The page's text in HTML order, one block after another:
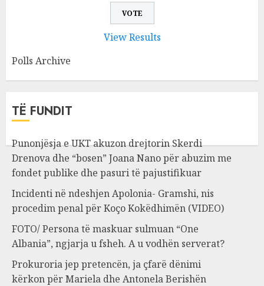
View Results
Polls Archive
TË FUNDIT
Punonjësja e UKT akuzon drejtorin Skerdi
Drenova dhe “bosen” Joana Nano për abuzim me
fondet publike dhe pasuri të pajustifikuar
Incidenti në ndeshjen Apolonia- Gramshi, nis
procedim penal për Koço Kokëdhimën (VIDEO)
FOTO/ Persona të maskuar sulmuan “One
Albania”, ngjarja u fsheh. A u vodhën serverat?
Prokuroria jep pretencën, ja çfarë dënimi
kërkon për Mariela dhe Antonela Berishën